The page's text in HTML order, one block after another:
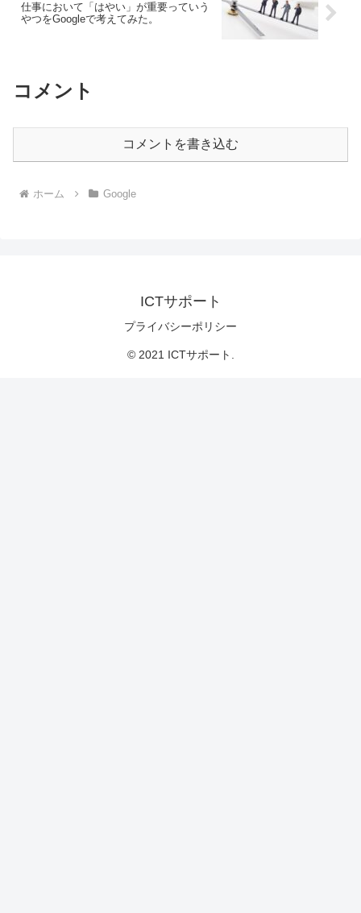
仕事において「はやい」が重要っていう
やつをGoogleで考えてみた。
コメント
コメントを書き込む
ホーム Google
ICTサポート
プライバシーポリシー
© 2021 ICTサポート.